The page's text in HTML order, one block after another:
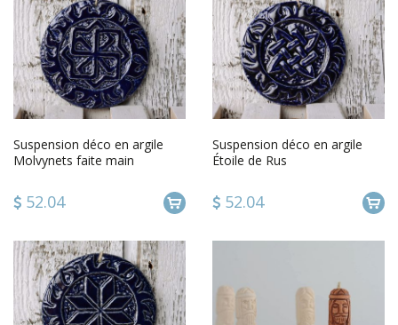
Suspension déco en argile
Molvynets faite main
52.04
Suspension déco en argile
Étoile de Rus
52.04